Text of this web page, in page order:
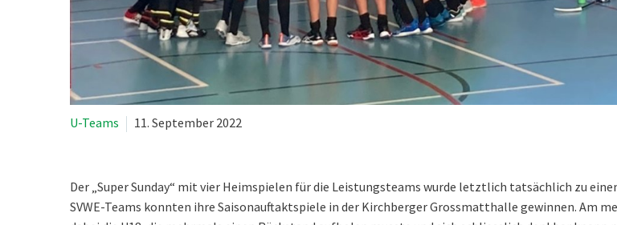
U-Teams 11. September 2022
Der „Super Sunday“ mit vier Heimspielen für die Leistungsteams wurde letztlich tatsächlich zu
SVWE-Teams konnten ihre Saisonauftaktspiele in der Kirchberger Grossmatthalle gewinnen. Am